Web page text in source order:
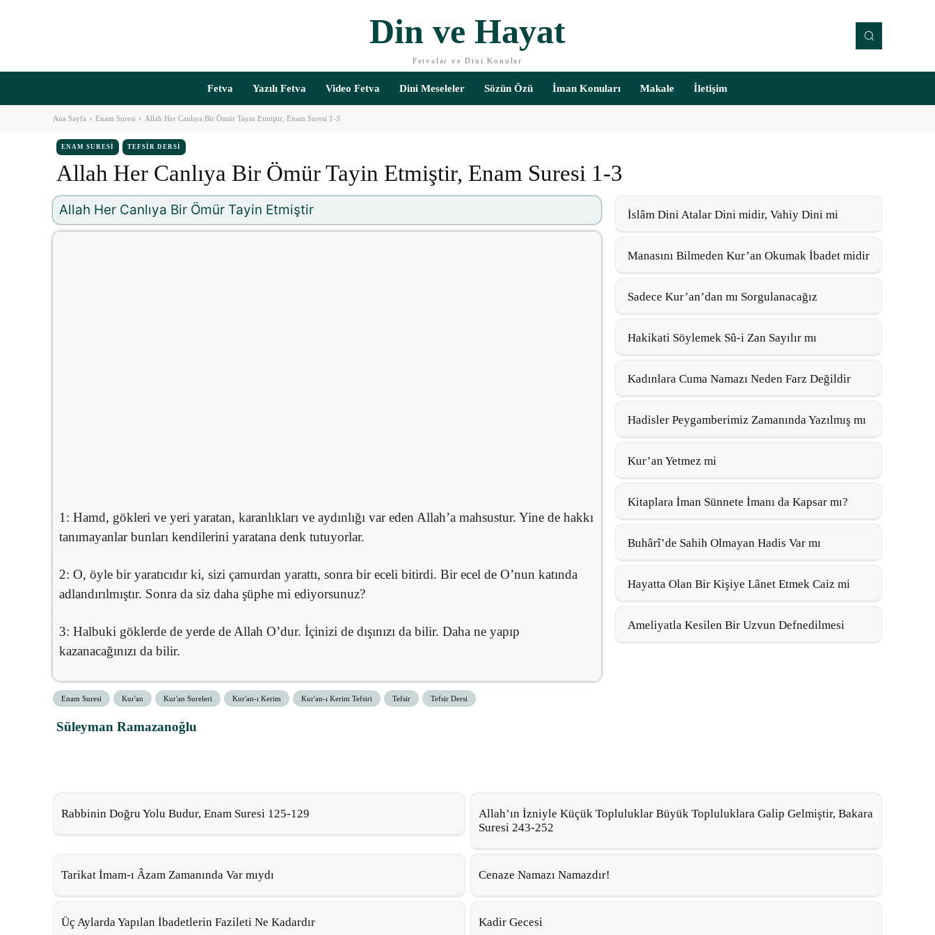
Din ve Hayat
Fetvalar ve Dini Konular
Fetva Yazılı Fetva Video Fetva Dini Meseleler Sözün Özü İman Konuları Makale İletişim
Ana Sayfa Enam Suresi Allah Her Canlıya Bir Ömür Tayin Etmiştir, Enam Suresi 1-3
ENAM SURESI TEFSIR DERSI
Allah Her Canlıya Bir Ömür Tayin Etmiştir, Enam Suresi 1-3
Allah Her Canlıya Bir Ömür Tayin Etmiştir
1: Hamd, gökleri ve yeri yaratan, karanlıkları ve aydınlığı var eden Allah’a mahsustur. Yine de hakkı
tanımayanlar bunları kendilerini yaratana denk tutuyorlar.
2: O, öyle bir yaratıcıdır ki, sizi çamurdan yarattı, sonra bir eceli bitirdi. Bir ecel de O’nun katında
adlandırılmıştır. Sonra da siz daha şüphe mi ediyorsunuz?
3: Halbuki göklerde de yerde de Allah O’dur. İçinizi de dışınızı da bilir. Daha ne yapıp
kazanacağınızı da bilir.
Enam Suresi Kur'an Kur'an Sureleri Kur'an-ı Kerim Kur'an-ı Kerim Tefsiri Tefsir Tefsir Dersi
Süleyman Ramazanoğlu
İslâm Dini Atalar Dini midir, Vahiy Dini mi
Manasını Bilmeden Kur’an Okumak İbadet midir
Sadece Kur’an’dan mı Sorgulanacağız
Hakikati Söylemek Sû-i Zan Sayılır mı
Kadınlara Cuma Namazı Neden Farz Değildir
Hadisler Peygamberimiz Zamanında Yazılmış mı
Kur’an Yetmez mi
Kitaplara İman Sünnete İmanı da Kapsar mı?
Buhârî’de Sahih Olmayan Hadis Var mı
Hayatta Olan Bir Kişiye Lânet Etmek Caiz mi
Ameliyatla Kesilen Bir Uzvun Defnedilmesi
Rabbinin Doğru Yolu Budur, Enam Suresi 125-129
Allah’ın İzniyle Küçük Topluluklar Büyük Topluluklara Galip Gelmiştir, Bakara
Suresi 243-252
Tarikat İmam-ı Âzam Zamanında Var mıydı Cenaze Namazı Namazdır!
Üç Aylarda Yapılan İbadetlerin Fazileti Ne Kadardır Kadir Gecesi